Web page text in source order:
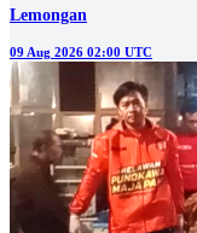
Lemongan
09 Aug 2026 02:00 UTC